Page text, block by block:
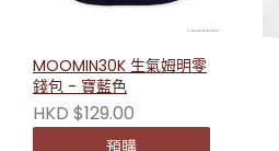
MOOMIN30K 生氣姆明零
錢包 - 寶藍色
HKD $129.00
預購